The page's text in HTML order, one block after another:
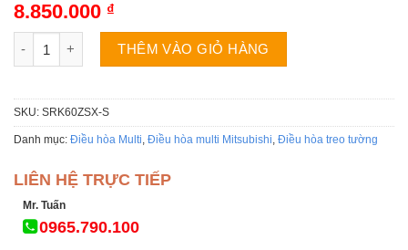
8.850.000 ₫
Điều hòa Multi Mitsubishi SRK60ZSX-S | 21000BTU 2 chiều
THÊM VÀO GIỎ HÀNG
SKU: SRK60ZSX-S
Danh mục: Điều hòa Multi Điều hòa multi Mitsubishi Điều hòa treo tường
LIÊN HỆ TRỰC TIẾP
Mr. Tuấn
0965.790.100